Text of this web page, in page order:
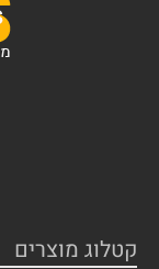
קטלוג מוצרים